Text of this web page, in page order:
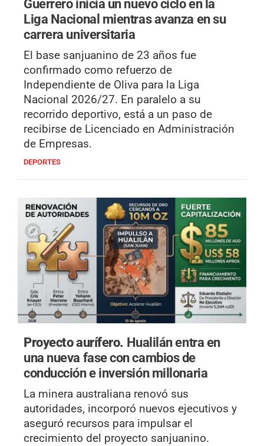
Guerrero inicia un nuevo ciclo en la
Liga Nacional mientras avanza en su
carrera universitaria
El base sanjuanino de 23 años fue
confirmado como refuerzo de
Independiente de Oliva para la Liga
Nacional 2026/27. En paralelo a su
recorrido deportivo, está a un paso de
recibirse de Licenciado en Administración
de Empresas.
DEPORTES
Proyecto aurífero. Hualilán entra en
una nueva fase con cambios de
conducción e inversión millonaria
La minera australiana renovó sus
autoridades, incorporó nuevos ejecutivos y
aseguró recursos para impulsar el
crecimiento del proyecto sanjuanino.